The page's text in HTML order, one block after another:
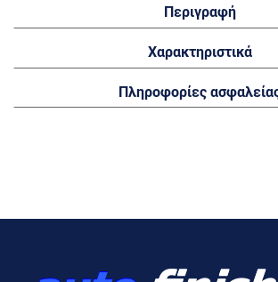
Περιγραφή
Χαρακτηριστικά
Πληροφορίες